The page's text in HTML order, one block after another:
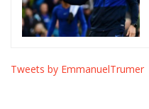
Tweets by EmmanuelTrumer